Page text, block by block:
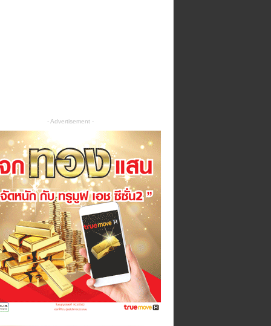
- Advertisement -